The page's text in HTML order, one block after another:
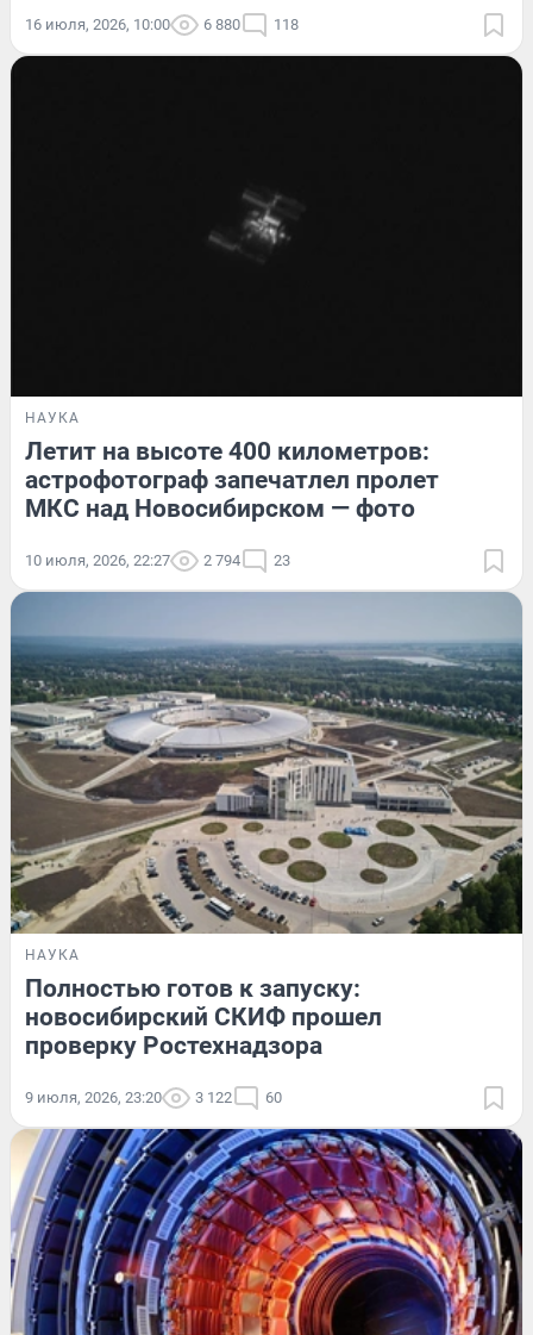
16 июля, 2026, 10:00 6 880 118
НАУКА
Летит на высоте 400 километров:
астрофотограф запечатлел пролет
МКС над Новосибирском — фото
10 июля, 2026, 22:27 2 794 23
НАУКА
Полностью готов к запуску:
новосибирский СКИФ прошел
проверку Ростехнадзора
9 июля, 2026, 23:20 3 122 60